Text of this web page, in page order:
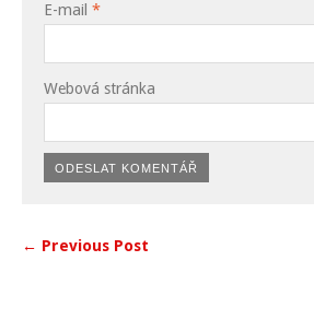
E-mail *
Webová stránka
← Previous Post